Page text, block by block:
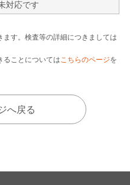
対応です
す。検査等の詳細につきましては
ことについてはこちらのページを
へ戻る